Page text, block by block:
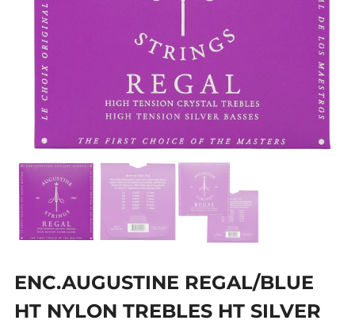
ENC.AUGUSTINE REGAL/BLUE
HT NYLON TREBLES HT SILVER